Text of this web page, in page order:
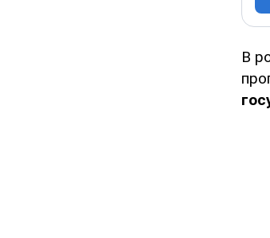
В